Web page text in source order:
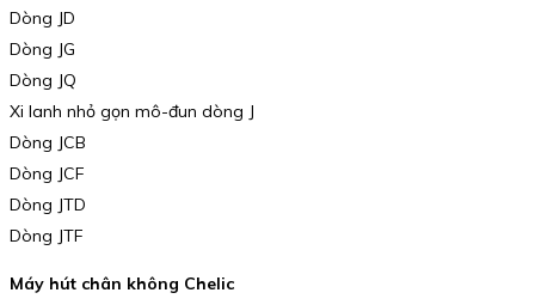
Dòng JD
Dòng JG
Dòng JQ
Xi lanh nhỏ gọn mô-đun dòng J
Dòng JCB
Dòng JCF
Dòng JTD
Dòng JTF
Máy hút chân không Chelic